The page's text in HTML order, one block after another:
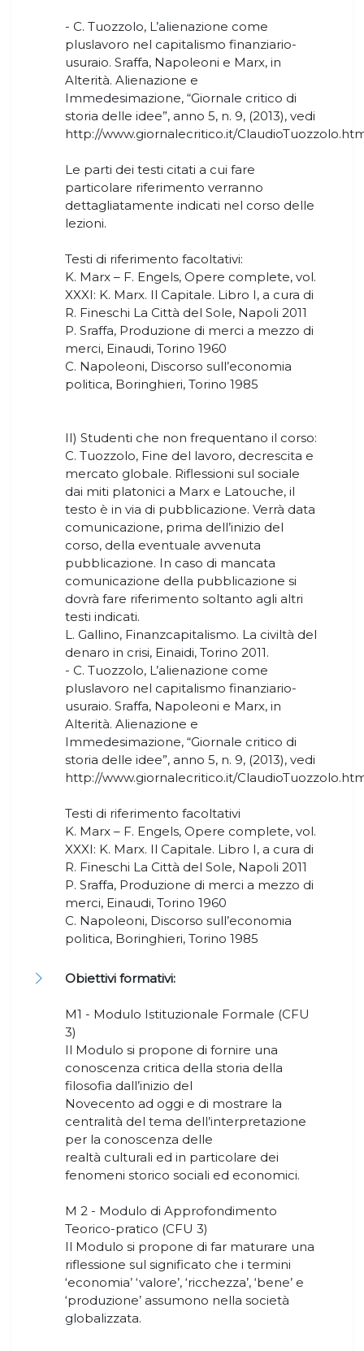
- C. Tuozzolo, L’alienazione come
pluslavoro nel capitalismo finanziario-
usuraio. Sraffa, Napoleoni e Marx, in
Alterità. Alienazione e
Immedesimazione, “Giornale critico di
storia delle idee”, anno 5, n. 9, (2013), vedi
http://www.giornalecritico.it/
Le parti dei testi citati a cui fare
particolare riferimento verranno
dettagliatamente indicati nel corso delle
lezioni.
Testi di riferimento facoltativi:
K. Marx – F. Engels, Opere complete, vol.
XXXI: K. Marx. Il Capitale. Libro I, a cura di
R. Fineschi La Città del Sole, Napoli 2011
P. Sraffa, Produzione di merci a mezzo di
merci, Einaudi, Torino 1960
C. Napoleoni, Discorso sull’economia
politica, Boringhieri, Torino 1985
II) Studenti che non frequentano il corso:
C. Tuozzolo, Fine del lavoro, decrescita e
mercato globale. Riflessioni sul sociale
dai miti platonici a Marx e Latouche, il
testo è in via di pubblicazione. Verrà data
comunicazione, prima dell’inizio del
corso, della eventuale avvenuta
pubblicazione. In caso di mancata
comunicazione della pubblicazione si
dovrà fare riferimento soltanto agli altri
testi indicati.
L. Gallino, Finanzcapitalismo. La civiltà del
denaro in crisi, Einaidi, Torino 2011.
- C. Tuozzolo, L’alienazione come
pluslavoro nel capitalismo finanziario-
usuraio. Sraffa, Napoleoni e Marx, in
Alterità. Alienazione e
Immedesimazione, “Giornale critico di
storia delle idee”, anno 5, n. 9, (2013), vedi
http://www.giornalecritico.it/
Testi di riferimento facoltativi
K. Marx – F. Engels, Opere complete, vol.
XXXI: K. Marx. Il Capitale. Libro I, a cura di
R. Fineschi La Città del Sole, Napoli 2011
P. Sraffa, Produzione di merci a mezzo di
merci, Einaudi, Torino 1960
C. Napoleoni, Discorso sull’economia
politica, Boringhieri, Torino 1985
Obiettivi formativi:
M1 - Modulo Istituzionale Formale (CFU
3)
Il Modulo si propone di fornire una
conoscenza critica della storia della
filosofia dall’inizio del
Novecento ad oggi e di mostrare la
centralità del tema dell’interpretazione
per la conoscenza delle
realtà culturali ed in particolare dei
fenomeni storico sociali ed economici.
M 2 - Modulo di Approfondimento
Teorico-pratico (CFU 3)
Il Modulo si propone di far maturare una
riflessione sul significato che i termini
‘economia’ ‘valore’, ‘ricchezza’, ‘bene’ e
‘produzione’ assumono nella società
globalizzata.